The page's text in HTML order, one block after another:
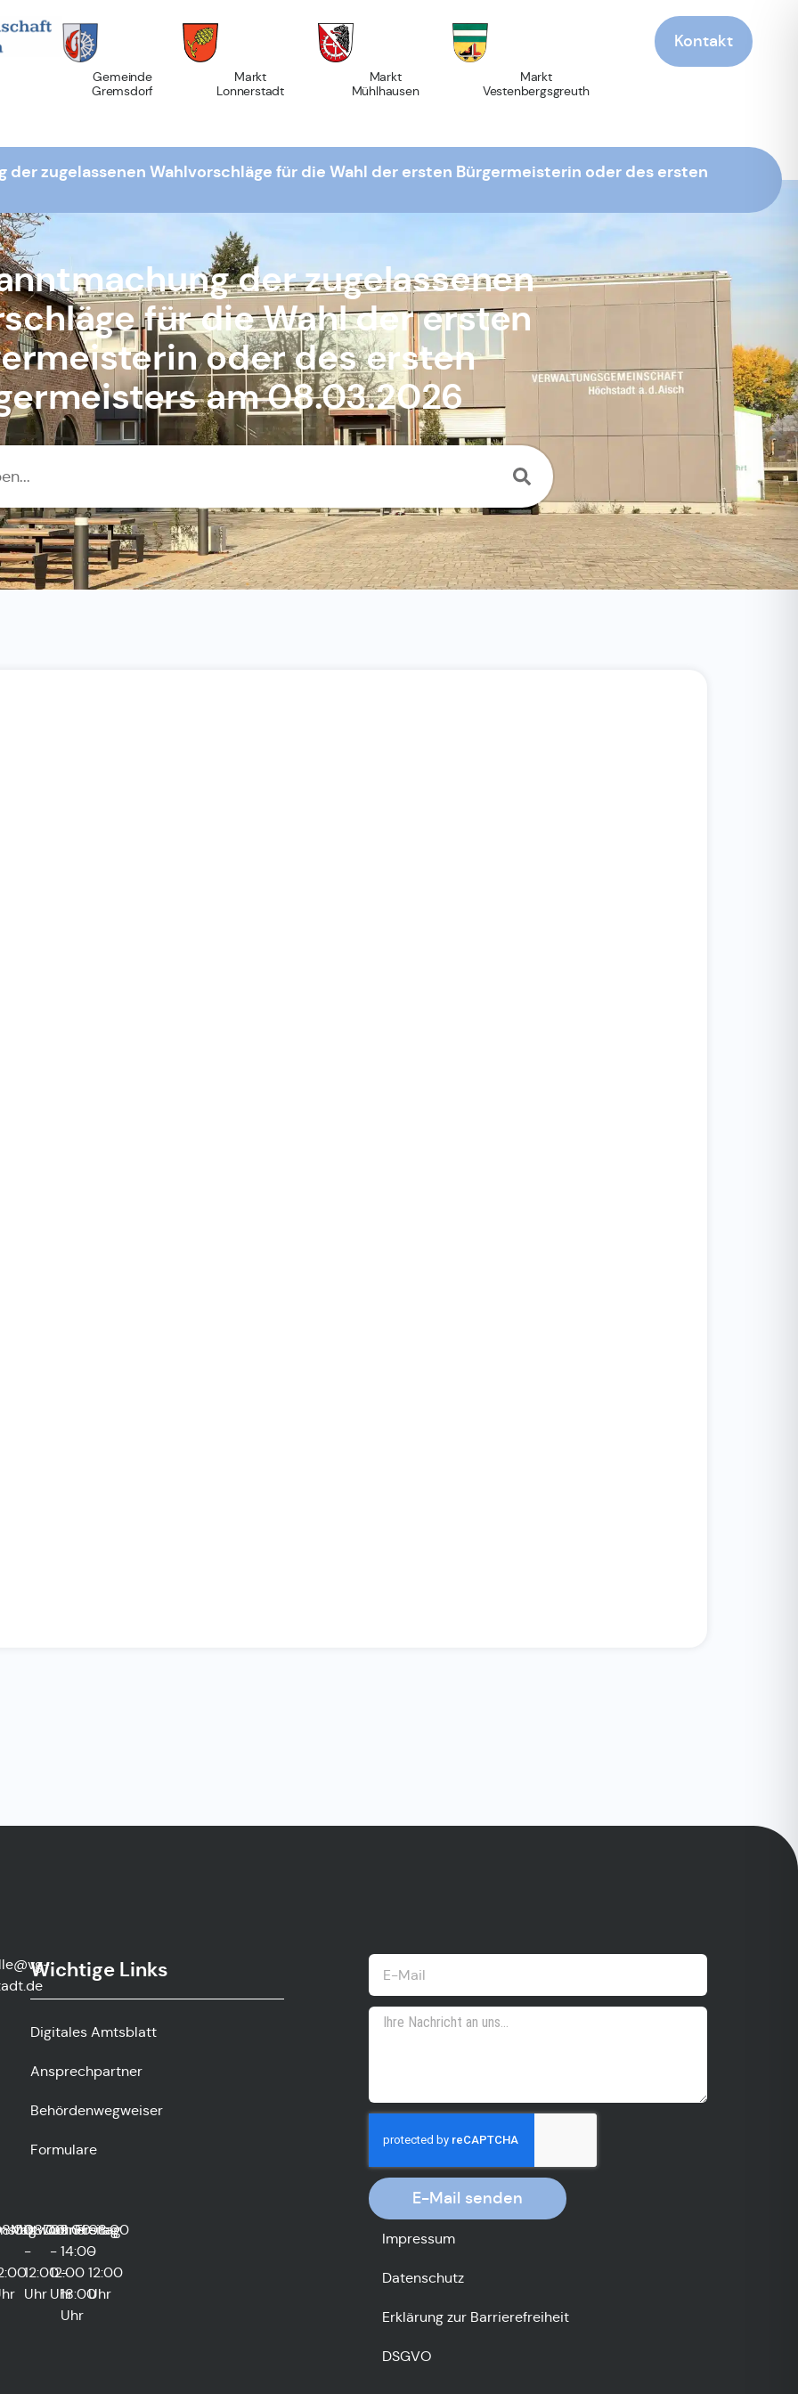
Gemeinde
Gremsdorf
Markt
Lonnerstadt
Markt
Mühlhausen
Markt
Vestenbergsgreuth
Kontakt
der zugelassenen Wahlvorschläge für die Wahl der ersten Bürgermeisterin oder des ersten
der zugelassenen
für die Wahl der ersten
oder des ersten
am 08.03.2026
Wichtige Links
Digitales Amtsblatt
Ansprechpartner
Behördenwegweiser
Formulare
E-Mail senden
Mittwoch
08:00
-
12:00
Uhr
Donnerstag
09:00
-
12:00
Uhr
und
14:00
-
18:00
Uhr
Freitag
08:00
-
12:00
Uhr
Impressum
Datenschutz
Erklärung zur Barrierefreiheit
DSGVO